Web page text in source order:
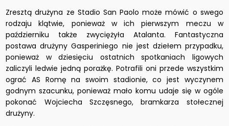
Zresztą drużyna ze Stadio San Paolo może mówić o swego
rodzaju klątwie, ponieważ w ich pierwszym meczu w
październiku także zwyciężyła Atalanta. Fantastyczna
postawa drużyny Gasperiniego nie jest dziełem przypadku,
ponieważ w dziesięciu ostatnich spotkaniach ligowych
zaliczyli ledwie jedną porażkę. Potrafili oni przede wszystkim
ograć AS Romę na swoim stadionie, co jest wyczynem
godnym szacunku, ponieważ mało komu udaje się w ogóle
pokonać Wojciecha Szczęsnego, bramkarza stołecznej
drużyny.